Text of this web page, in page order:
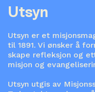
Utsyn
Utsyn er et
til 1891. Vi ønsker å
skape refleksjon og
misjon og
Utsyn utgis av